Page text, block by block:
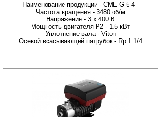
Наименование продукции - CME-G 5-4
Частота вращения - 3480 об/м
Напряжение - 3 х 400 В
Мощность двигателя P2 - 1.5 кВт
Уплотнение вала - Viton
Осевой всасывающий патрубок - Rp 1 1/4